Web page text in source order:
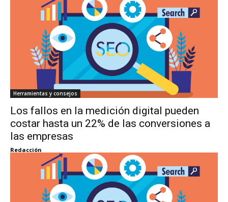
Herramientas y consejos
Los fallos en la medición digital pueden
costar hasta un 22% de las conversiones a
las empresas
Redacción